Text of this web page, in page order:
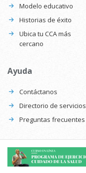
Modelo educativo
Historias de éxito
Ubica tu CCA más
cercano
Ayuda
Contáctanos
Directorio de servicios
Preguntas frecuentes